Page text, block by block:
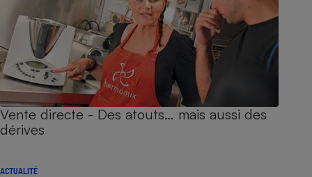
Vente directe - Des atouts… mais aussi des
dérives
ACTUALITÉ